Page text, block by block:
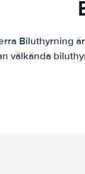
Biluthyrning
välkända